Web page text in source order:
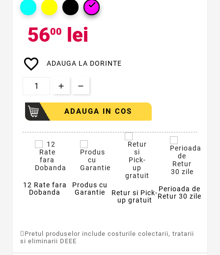

5600 lei
favorite_border ADAUGA LA DORINTE
ADAUGA IN COS
12 Rate fara
Dobanda
Produs cu
Garantie
Retur si Pick-
up gratuit
Perioada de
Retur 30 zile
Pretul produselor include costurile colectarii, tratarii
si eliminarii DEEE